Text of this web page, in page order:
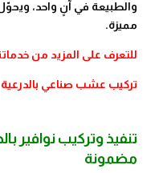
والطبيعة في آنٍ واحد،
مميزة.
للتعرف على المزيد من
تركيب عشب صناعي بالدرعية
تنفيذ وتركيب نوافير
مضمونة